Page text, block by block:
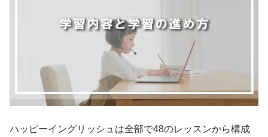
ハッピーイングリッシュは全部で48のレッスンから構成